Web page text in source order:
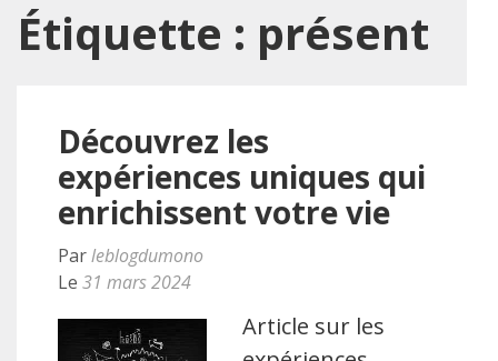
Étiquette : présent
Découvrez les
expériences uniques qui
enrichissent votre vie
Parleblogdumono
Le 31 mars 2024
Article sur les